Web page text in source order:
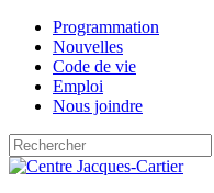
Programmation
Nouvelles
Code de vie
Emploi
Nous joindre